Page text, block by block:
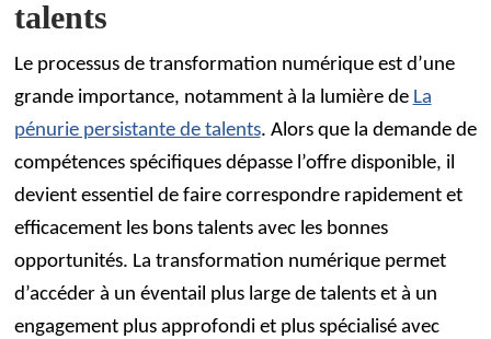
talents
Le processus de transformation numérique est d’une
grande importance, notamment à la lumière de La
pénurie persistante de talents. Alors que la demande de
compétences spécifiques dépasse l’offre disponible, il
devient essentiel de faire correspondre rapidement et
efficacement les bons talents avec les bonnes
opportunités. La transformation numérique permet
d’accéder à un éventail plus large de talents et à un
engagement plus approfondi et plus spécialisé avec